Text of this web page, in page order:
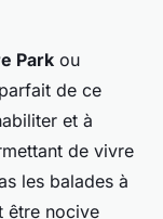
Park ou
de ce
et à
de vivre
les balades à
être nocive